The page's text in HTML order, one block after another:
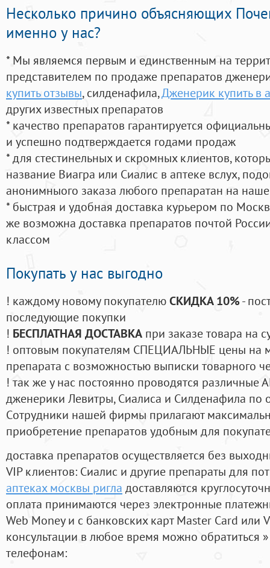
Несколько причино объясняющих
именно у нас?
* Мы являемся первым и единственным на
представителем по продаже препаратов
купить отзывы, силденафила,Дженерик купить в
других известных препаратов
* качество препаратов гарантируется
и успешно подтверждается годами продаж
* для стестинельных и скромных клиентов,
название Виагра или Сиалис в аптеке вслух,
анонимныого заказа любого препаратан на
* быстрая и удобная доставка курьером по
же возможна доставка препаратов почтой
классом
Покупать у нас выгодно
! каждому новому покупателюСКИДКА 10%-
последующие покупки
! БЕСПЛАТНАЯ ДОСТАВКА при заказе товара на
! оптовым покупателям СПЕЦИАЛЬНЫЕ цены на
препарата с возможностью выписки товарного
! так же у нас постоянно проводятся
дженерики Левитры, Сиалиса и Силденафила по
Cотрудники нашей фирмы прилагают
приобретение препаратов удобным для
доставка препаратов осуществляется без
VIP клиентов: Сиалис и другие препараты для
аптеках москвы ригла доставляются
оплата принимаются через электронные
Web Money и с банковских карт Master Card или
консультации в любое время можно обратиться
телефонам: